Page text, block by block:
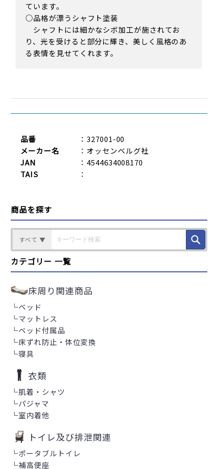
ています。
○品格が漂うシャフト塗装
シャフトには細かなシボ加工が施されてお
り、光を受けると部分に輝き、美しく風格のあ
る表情を見せてくれます。
品番
：327001-00
メーカー名
：オッセンベルグ社
JAN
：4544634008170
TAIS
：
商品を探す
すべて ▼
カテゴリー 一覧
床周り関連商品
└ベッド
└マットレス
└ベッド付属品
└床ずれ防止・体位変換
└寝具
衣類
└肌着・シャツ
└パジャマ
└室内着他
トイレ及び排泄関連
└ポータブルトイレ
└補高便座